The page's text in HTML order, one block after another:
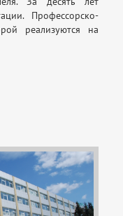
Профессорско-
реализуются на